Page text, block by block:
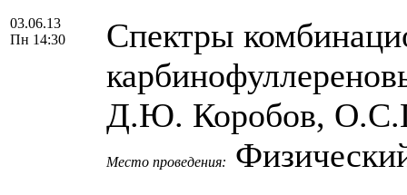
03.06.13
Пн 14:30
Спектры
Д.Ю. Коробов,
Место проведения: